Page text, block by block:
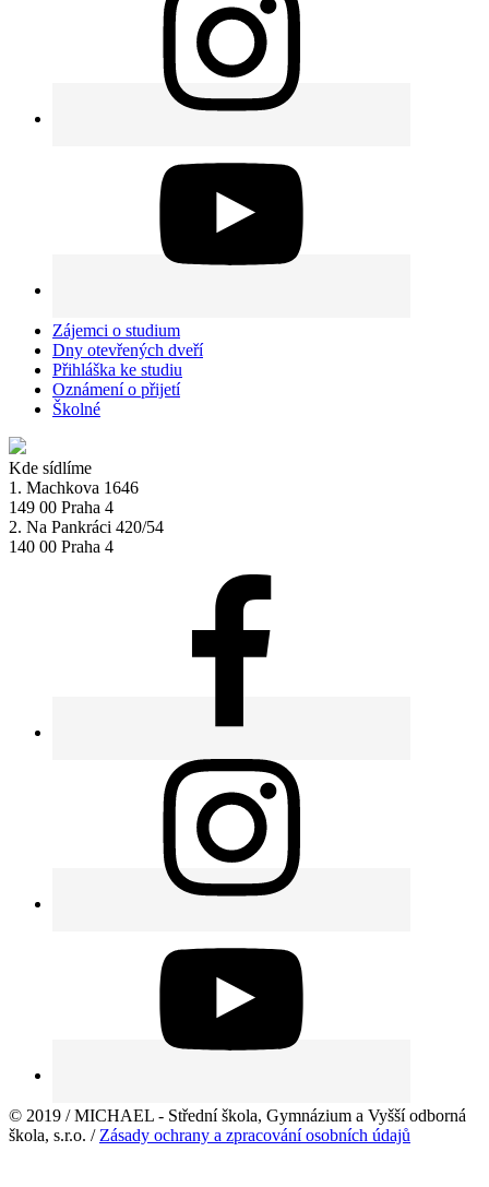
Zájemci o studium
Dny otevřených dveří
Přihláška ke studiu
Oznámení o přijetí
Školné
Kde sídlíme
1. Machkova 1646
149 00 Praha 4
2. Na Pankráci 420/54
140 00 Praha 4
© 2019 / MICHAEL - Střední škola, Gymnázium a Vyšší odborná
škola, s.r.o. / Zásady ochrany a zpracování osobních údajů